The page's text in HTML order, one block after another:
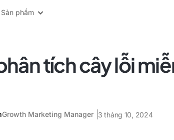
Sản phẩm
tích cây lỗi
Growth Marketing Manager 3 tháng 10, 2024